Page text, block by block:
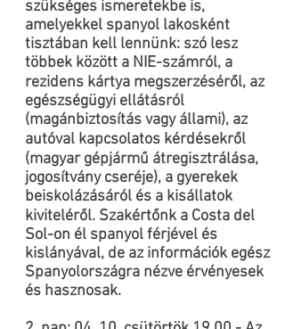
szükséges ismeretekbe is,
amelyekkel spanyol lakosként
tisztában kell lennünk: szó lesz
többek között a NIE-számról, a
rezidens kártya megszerzéséről, az
egészségügyi ellátásról
(magánbiztosítás vagy állami), az
autóval kapcsolatos kérdésekről
(magyar gépjármű átregisztrálása,
jogosítvány cseréje), a gyerekek
beiskolázásáról és a kisállatok
kiviteléről. Szakértőnk a Costa del
Sol-on él spanyol férjével és
kislányával, de az információk egész
Spanyolországra nézve érvényesek
és hasznosak.